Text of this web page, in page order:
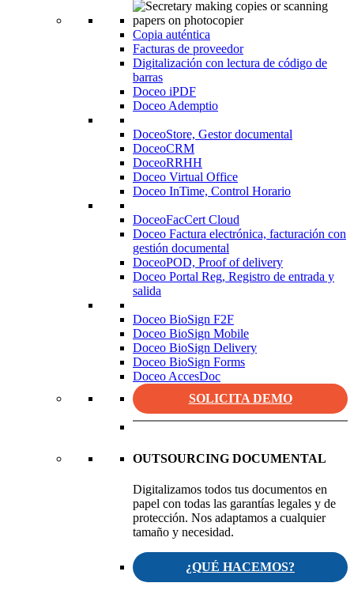
Copia auténtica
Facturas de proveedor
Digitalización con lectura de código de
barras
Doceo iPDF
Doceo Ademptio
DoceoStore, Gestor documental
DoceoCRM
DoceoRRHH
Doceo Virtual Office
Doceo InTime, Control Horario
DoceoFacCert Cloud
Doceo Factura electrónica, facturación con
gestión documental
DoceoPOD, Proof of delivery
Doceo Portal Reg, Registro de entrada y
salida
Doceo BioSign F2F
Doceo BioSign Mobile
Doceo BioSign Delivery
Doceo BioSign Forms
Doceo AccesDoc
SOLICITA DEMO
OUTSOURCING DOCUMENTAL
Digitalizamos todos tus documentos en
papel con todas las garantías legales y de
protección. Nos adaptamos a cualquier
tamaño y necesidad.
¿QUÉ HACEMOS?